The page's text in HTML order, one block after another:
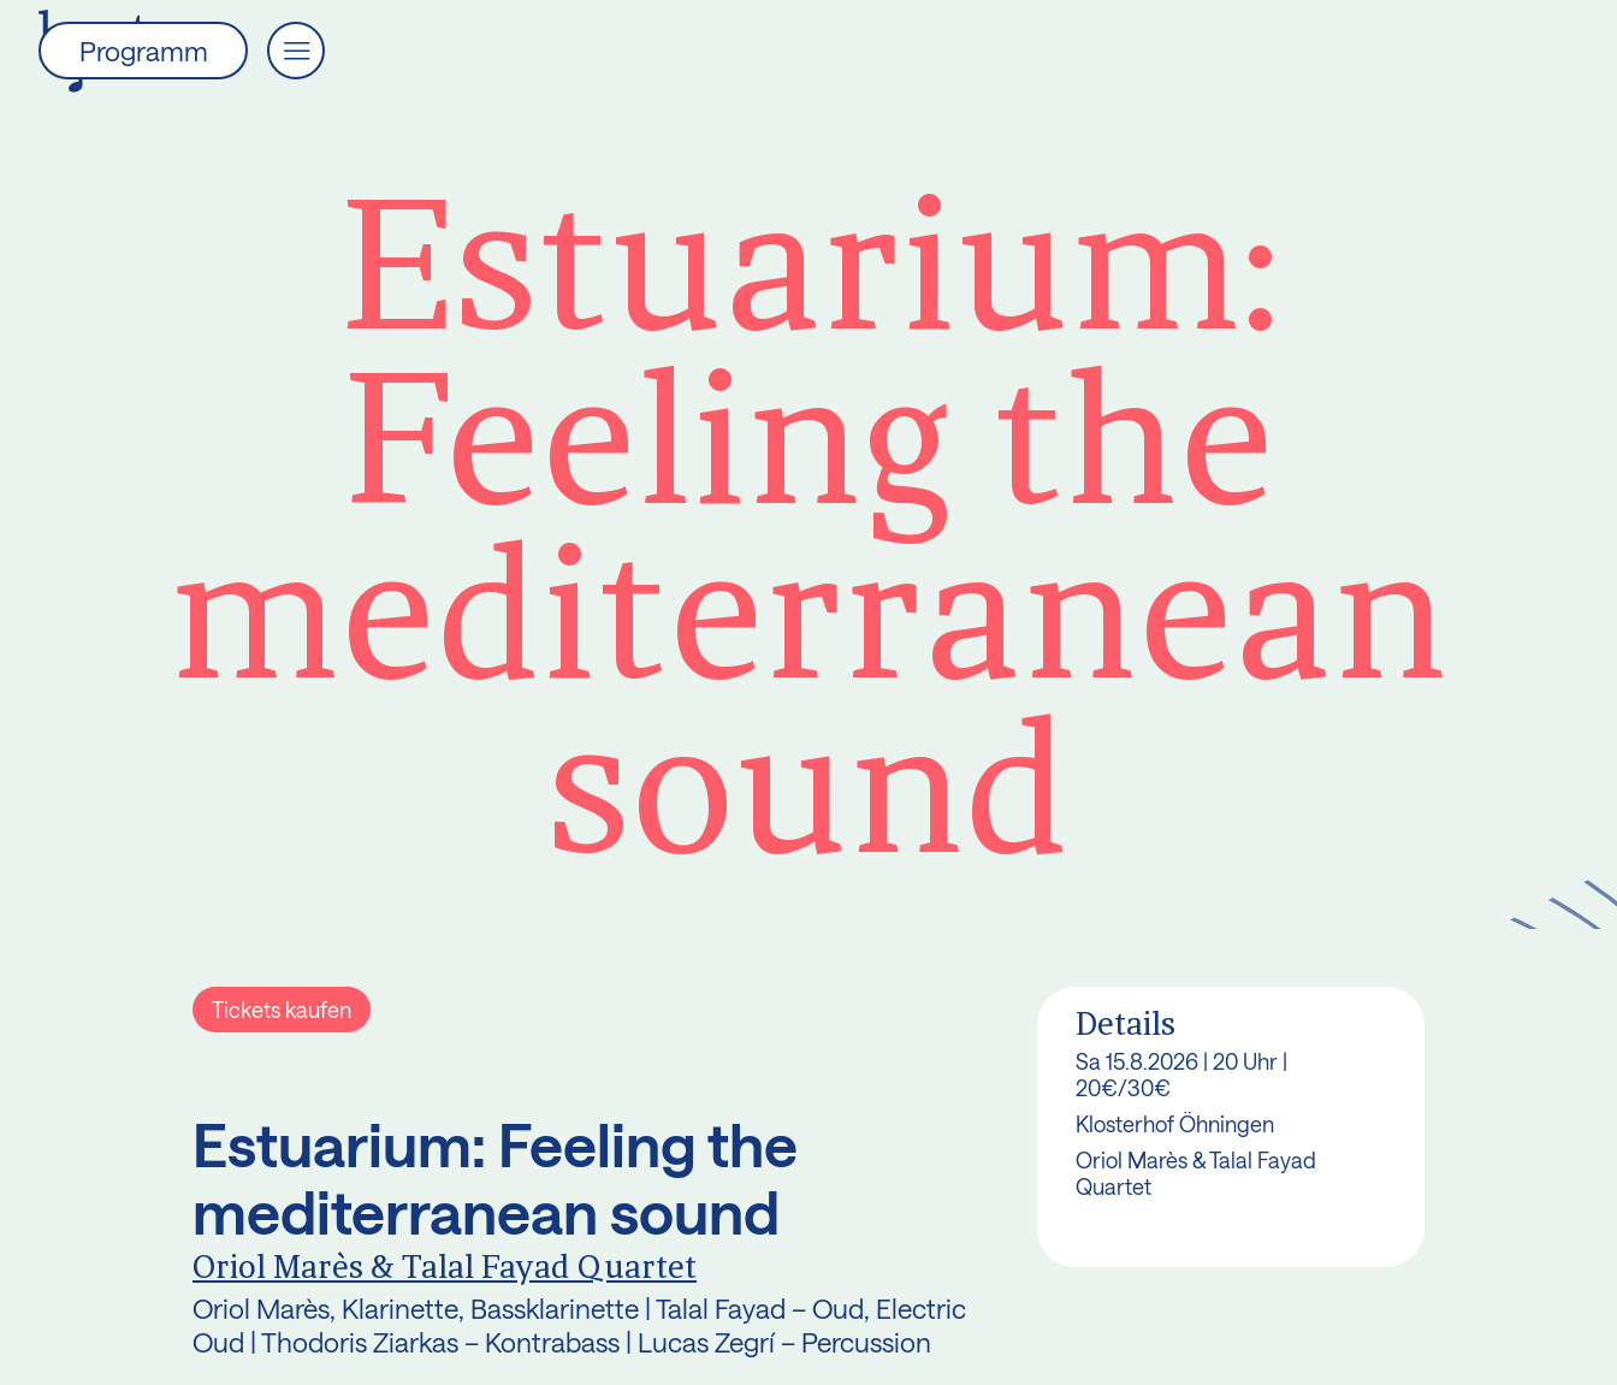
Programm
Estuarium:
Feeling the
mediterranean
sound
Tickets kaufen
Estuarium: Feeling the
mediterranean sound
Oriol Marès & Talal Fayad Quartet
Oriol Marès, Klarinette, Bassklarinette | Talal Fayad – Oud, Electric
Oud | Thodoris Ziarkas – Kontrabass | Lucas Zegrí – Percussion
Details
Sa 15.8.2026 | 20 Uhr |
20€/30€
Klosterhof Öhningen
Oriol Marès & Talal Fayad
Quartet